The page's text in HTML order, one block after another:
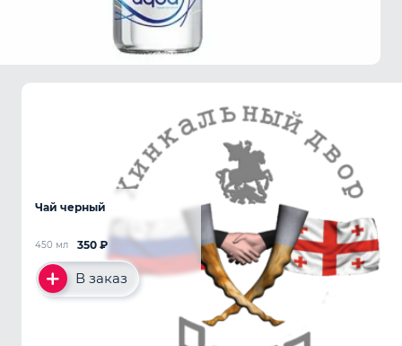
Чай черный
350 ₽
450 мл
В заказ